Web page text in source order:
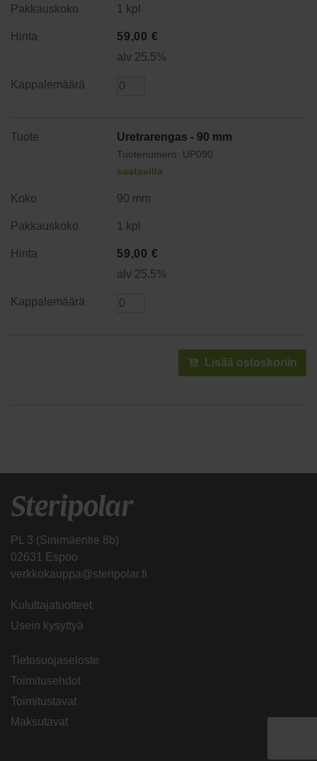
1 kpl
59,00 €
alv 25.5%
Uretrarengas - 90 mm
Tuotenumero: UP090
saatavilla
90 mm
1 kpl
59,00 €
alv 25.5%
Lisää ostoskoriin
PL 3 (Sinimäentie 8b)
02631 Espoo
verkkokauppa@steripolar.fi
Kuluttajatuotteet
Usein kysyttyä
Tietosuojaseloste
Toimitusehdot
Toimitustavat
Maksutavat